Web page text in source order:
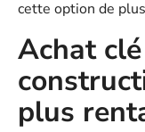
cette option de
Achat
plus